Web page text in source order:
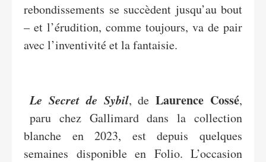
rebondissements se succèdent jusqu’au bout
– et l’érudition, comme toujours, va de pair
avec l’inventivité et la fantaisie.
Le Secret de Sybil, deLaurence Cossé,
paru chez Gallimard dans la collection
blanche en 2023, est depuis quelques
semaines disponible en Folio. L’occasion